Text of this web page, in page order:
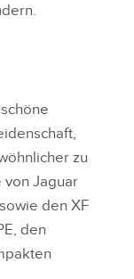
zu
Jaguar
den XF
den